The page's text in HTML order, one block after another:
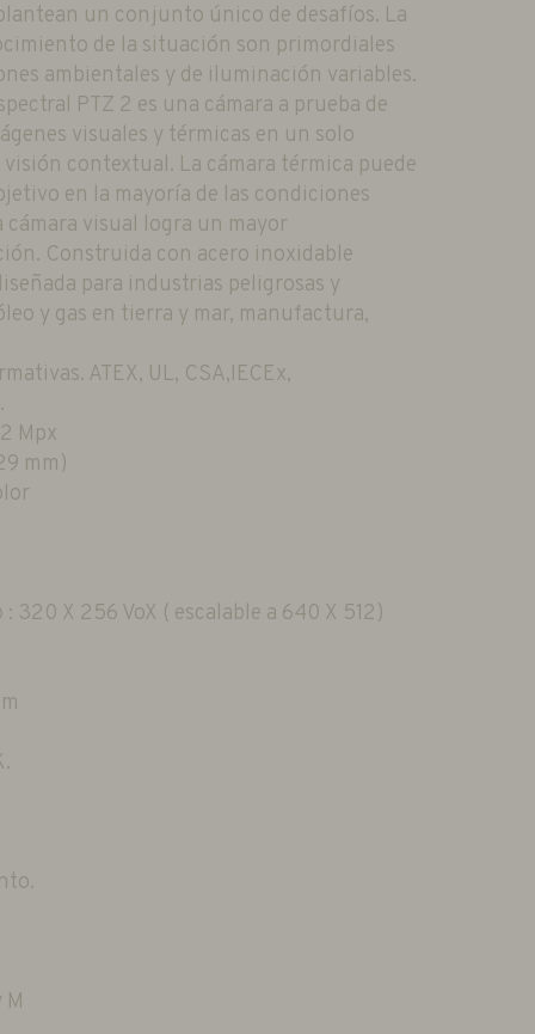
un conjunto único de desafíos. La
de la situación son primordiales
ambientales y de iluminación variables.
PTZ 2 es una cámara a prueba de
visuales y térmicas en un solo
contextual. La cámara térmica puede
en la mayoría de las condiciones
visual logra un mayor
Construida con acero inoxidable
para industrias peligrosas y
y gas en tierra y mar, manufactura,
ATEX, UL, CSA,IECEx,
Mpx
mm)
320 X 256 VoX ( escalable a 640 X 512)